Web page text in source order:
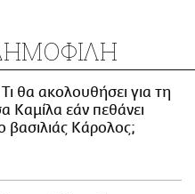
θα ακολουθήσει για τη
Καμίλα εάν πεθάνει
βασιλιάς Κάρολος;